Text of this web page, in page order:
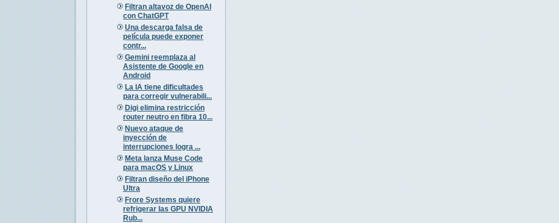
Filtran altavoz de OpenAI
con ChatGPT
Una descarga falsa de
película puede exponer
contr...
Gemini reemplaza al
Asistente de Google en
Android
La IA tiene dificultades
para corregir vulnerabili...
Digi elimina restricción
router neutro en fibra 10...
Nuevo ataque de
inyección de
interrupciones logra ...
Meta lanza Muse Code
para macOS y Linux
Filtran diseño del iPhone
Ultra
Frore Systems quiere
refrigerar las GPU NVIDIA
Rub...